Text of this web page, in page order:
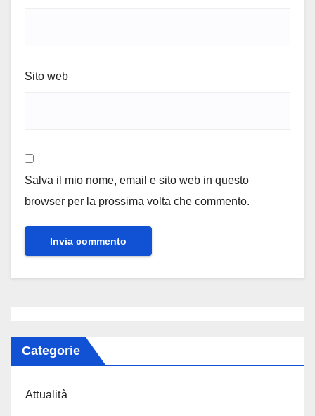
Sito web
Salva il mio nome, email e sito web in questo
browser per la prossima volta che commento.
Categorie
Attualità